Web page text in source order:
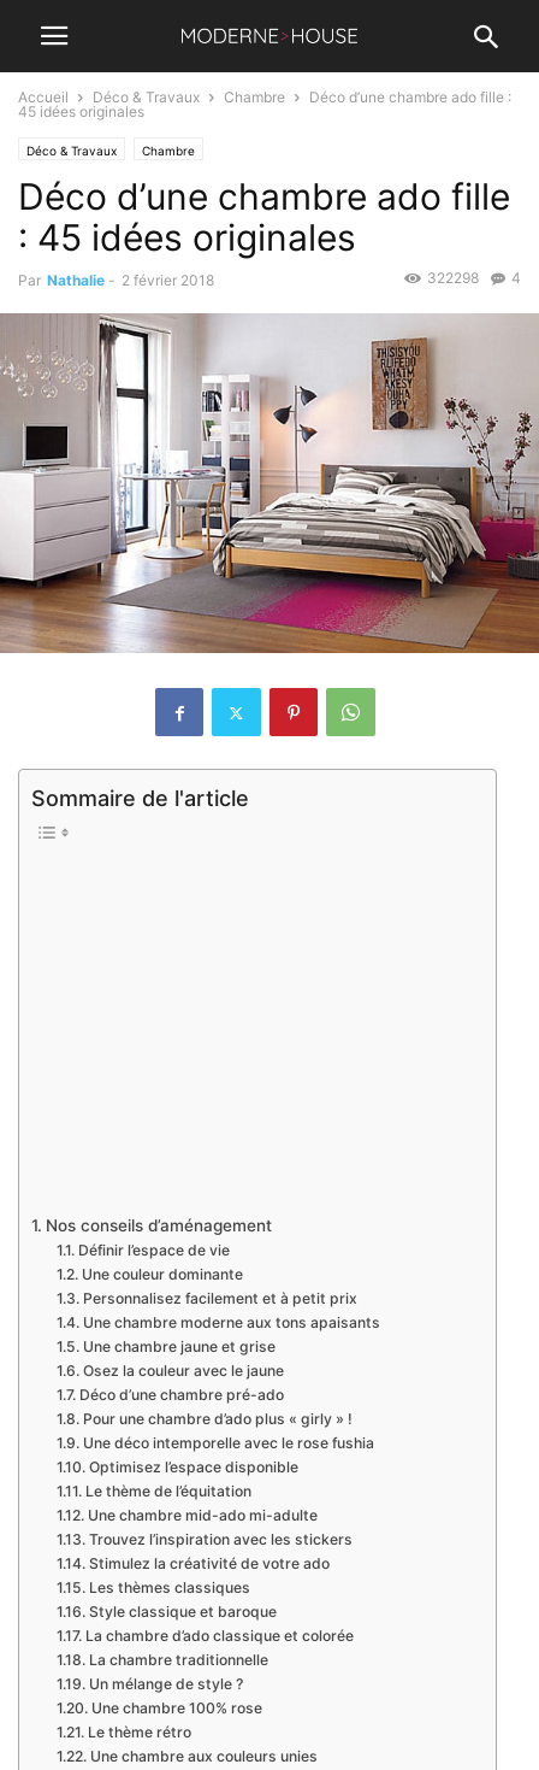
Accueil Déco & Travaux Chambre
Déco d’une chambre ado fille :
45 idées originales
Déco & Travaux Chambre
Déco d’une chambre ado fille
: 45 idées originales
Par Nathalie - 2 février 2018 4
322298
Sommaire de l'article
Nos conseils d’aménagement
Définir l’espace de vie
Une couleur dominante
Personnalisez facilement et à petit prix
Une chambre moderne aux tons apaisants
Une chambre jaune et grise
Osez la couleur avec le jaune
Déco d’une chambre pré-ado
Pour une chambre d’ado plus « girly » !
Une déco intemporelle avec le rose fushia
Optimisez l’espace disponible
Le thème de l’équitation
Une chambre mid-ado mi-adulte
Trouvez l’inspiration avec les stickers
Stimulez la créativité de votre ado
Les thèmes classiques
Style classique et baroque
La chambre d’ado classique et colorée
La chambre traditionnelle
Un mélange de style ?
Une chambre 100% rose
Le thème rétro
Une chambre aux couleurs unies